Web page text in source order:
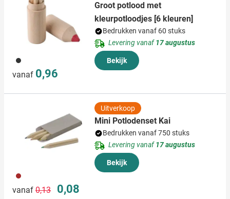
011
vanaf 0,96
Groot potlood met
kleurpotloodjes [6 kleuren]
Bedrukken vanaf 60 stuks
Levering vanaf17 augustus
Bekijk
011
vanaf Normale prijs
0,13 Speciale prijs
0,08
Uitverkoop
Mini Potlodenset Kai
Bedrukken vanaf 750 stuks
Levering vanaf17 augustus
Bekijk